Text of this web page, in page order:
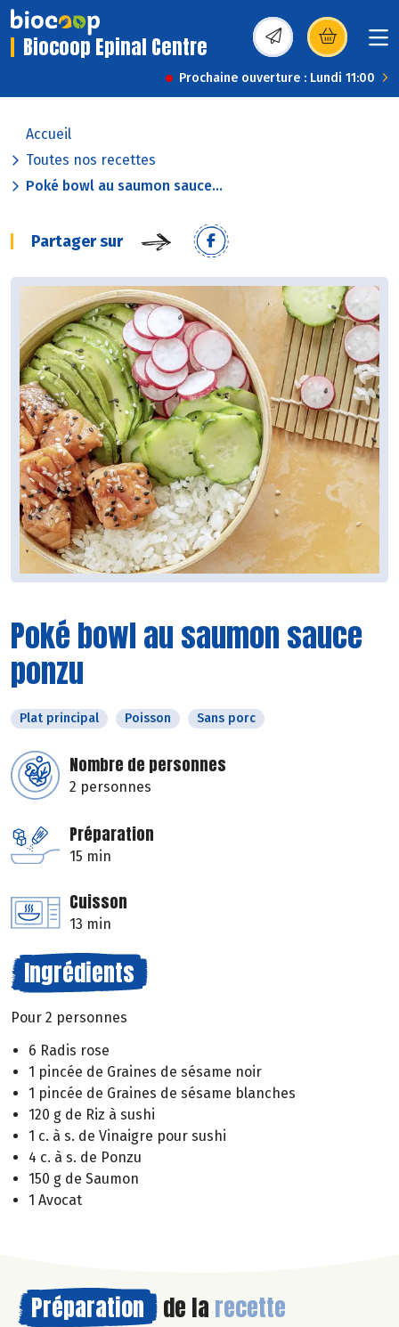
Biocoop Epinal Centre (s’ouvre dans une
Prochaine ouverture : Lundi 11:00
Accueil
Toutes nos recettes
Poké bowl au saumon sauce...
Partager sur
Poké bowl au saumon sauce
ponzu
Plat principal Poisson Sans porc
Nombre de personnes
2 personnes
Préparation
15 min
Cuisson
13 min
Ingrédients
Pour 2 personnes
6 Radis rose
1 pincée de Graines de sésame noir
1 pincée de Graines de sésame blanches
120 g de Riz à sushi
1 c. à s. de Vinaigre pour sushi
4 c. à s. de Ponzu
150 g de Saumon
1 Avocat
Préparation de la recette